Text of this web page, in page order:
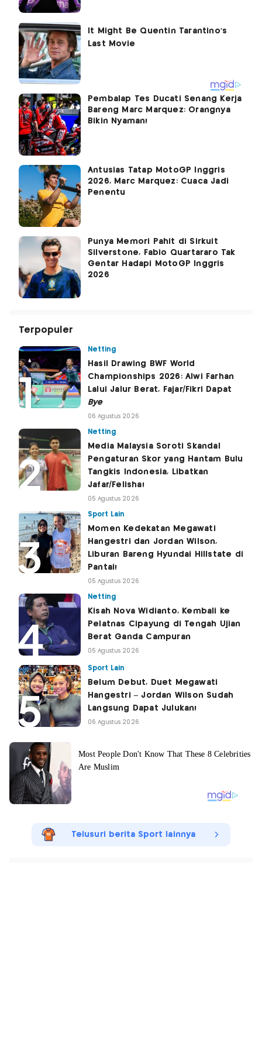
Pembalap Tes Ducati Senang Kerja
Bareng Marc Marquez: Orangnya
Bikin Nyaman!
Antusias Tatap MotoGP Inggris
2026, Marc Marquez: Cuaca Jadi
Penentu
Punya Memori Pahit di Sirkuit
Silverstone, Fabio Quartararo Tak
Gentar Hadapi MotoGP Inggris
2026
Terpopuler
Netting
Hasil Drawing BWF World
Championships 2026: Alwi Farhan
Lalui Jalur Berat, Fajar/Fikri Dapat
Bye
06 Agustus 2026
Netting
Media Malaysia Soroti Skandal
Pengaturan Skor yang Hantam Bulu
Tangkis Indonesia, Libatkan
Jafar/Felisha!
05 Agustus 2026
Sport Lain
Momen Kedekatan Megawati
Hangestri dan Jordan Wilson,
Liburan Bareng Hyundai Hillstate di
Pantai!
05 Agustus 2026
Netting
Kisah Nova Widianto, Kembali ke
Pelatnas Cipayung di Tengah Ujian
Berat Ganda Campuran
05 Agustus 2026
Sport Lain
Belum Debut, Duet Megawati
Hangestri – Jordan Wilson Sudah
Langsung Dapat Julukan!
06 Agustus 2026
Telusuri berita Sport lainnya